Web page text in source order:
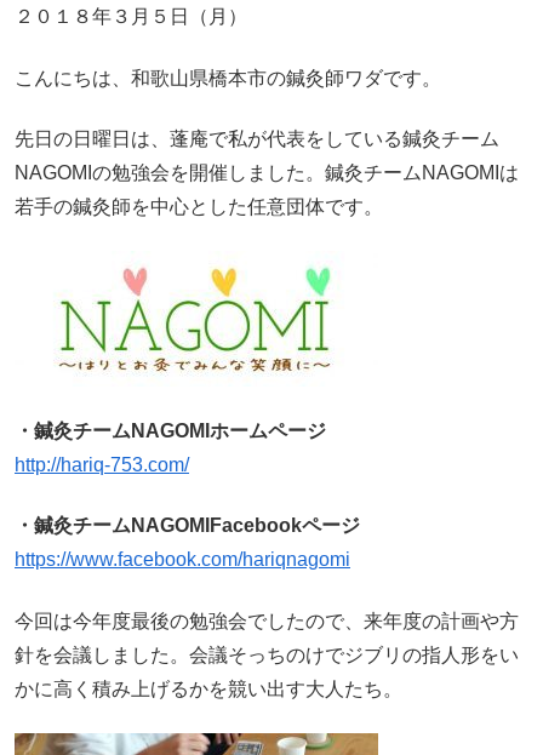
２０１８年３月５日（月）
こんにちは、和歌山県橋本市の鍼灸師ワダです。
先日の日曜日は、蓬庵で私が代表をしている鍼灸チーム
NAGOMIの勉強会を開催しました。鍼灸チームNAGOMIは
若手の鍼灸師を中心とした任意団体です。
・鍼灸チームNAGOMIホームページ
http://hariq-753.com/
・鍼灸チームNAGOMIFacebookページ
https://www.facebook.com/hariqnagomi
今回は今年度最後の勉強会でしたので、来年度の計画や方
針を会議しました。会議そっちのけでジブリの指人形をい
かに高く積み上げるかを競い出す大人たち。